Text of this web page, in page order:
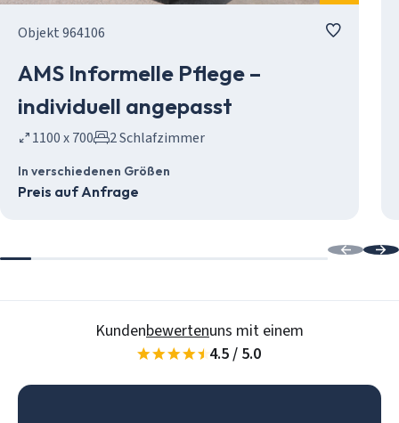
Objekt 964106
AMS Informelle Pflege –
individuell angepasst
1100 x 700 2 Schlafzimmer
In verschiedenen Größen
Preis auf Anfrage
Kundenbewertenuns mit einem
4.5 / 5.0